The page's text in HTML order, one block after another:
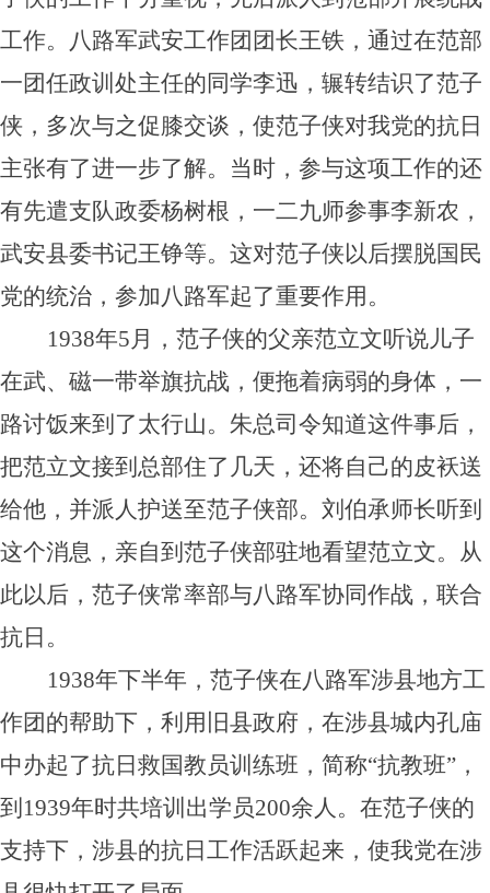
工作。八路军武安工作团团长王铁，通过在范部
一团任政训处主任的同学李迅，辗转结识了范子
侠，多次与之促膝交谈，使范子侠对我党的抗日
主张有了进一步了解。当时，参与这项工作的还
有先遣支队政委杨树根，一二九师参事李新农，
武安县委书记王铮等。这对范子侠以后摆脱国民
党的统治，参加八路军起了重要作用。
1938年5月，范子侠的父亲范立文听说儿子
在武、磁一带举旗抗战，便拖着病弱的身体，一
路讨饭来到了太行山。朱总司令知道这件事后，
把范立文接到总部住了几天，还将自己的皮袄送
给他，并派人护送至范子侠部。刘伯承师长听到
这个消息，亲自到范子侠部驻地看望范立文。从
此以后，范子侠常率部与八路军协同作战，联合
抗日。
1938年下半年，范子侠在八路军涉县地方工
作团的帮助下，利用旧县政府，在涉县城内孔庙
中办起了抗日救国教员训练班，简称“抗教班”，
到1939年时共培训出学员200余人。在范子侠的
支持下，涉县的抗日工作活跃起来，使我党在涉